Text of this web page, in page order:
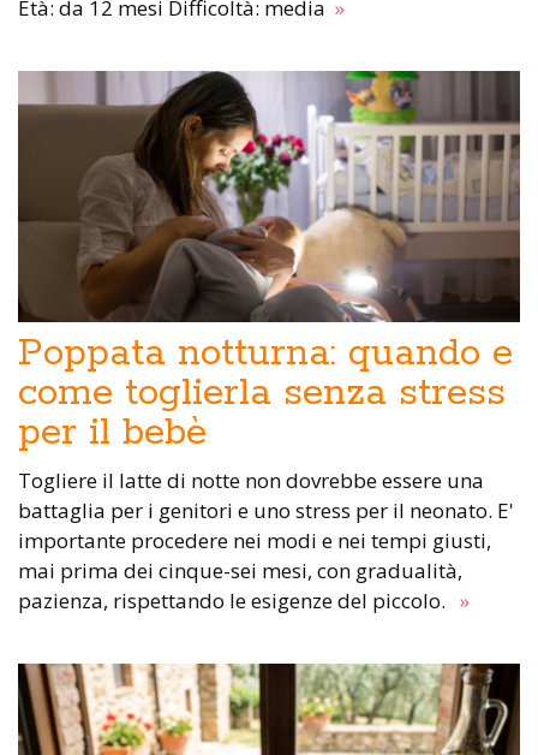
Età: da 12 mesi Difficoltà: media »
Poppata notturna: quando e
come toglierla senza stress
per il bebè
Togliere il latte di notte non dovrebbe essere una
battaglia per i genitori e uno stress per il neonato. E'
importante procedere nei modi e nei tempi giusti,
mai prima dei cinque-sei mesi, con gradualità,
pazienza, rispettando le esigenze del piccolo. »